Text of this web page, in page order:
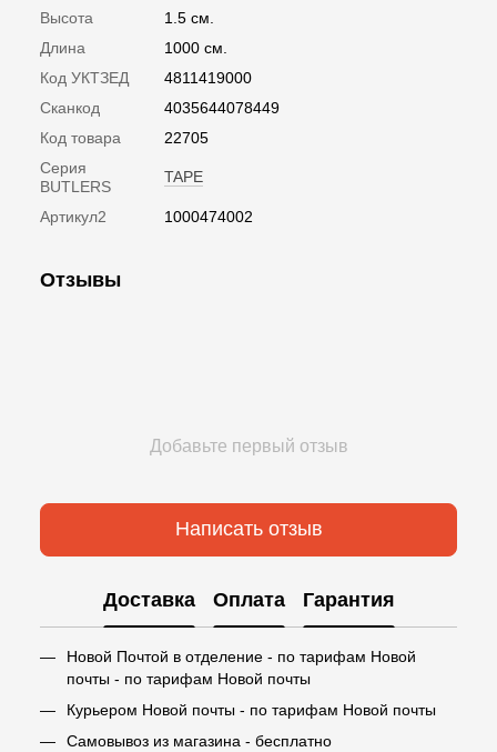
Высота
1.5 см.
Длина
1000 см.
Код УКТЗЕД
4811419000
Сканкод
4035644078449
Код товара
22705
Серия
BUTLERS
TAPE
Артикул2 1000474002
Отзывы
Добавьте первый отзыв
Написать отзыв
Доставка Оплата Гарантия
Новой Почтой в отделение - по тарифам Новой
почты - по тарифам Новой почты
Курьером Новой почты - по тарифам Новой почты
Самовывоз из магазина - бесплатно